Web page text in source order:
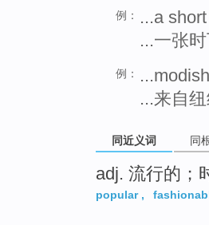
例：
...a
...一张
例：
...来自
同近义词 同
adj. 流行的；
popular,